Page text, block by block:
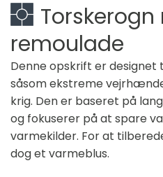
remoulade
Denne opskrift er designet
såsom ekstreme
krig. Den er baseret på
og fokuserer på at spare
varmekilder. For at
dog et varmeblus.